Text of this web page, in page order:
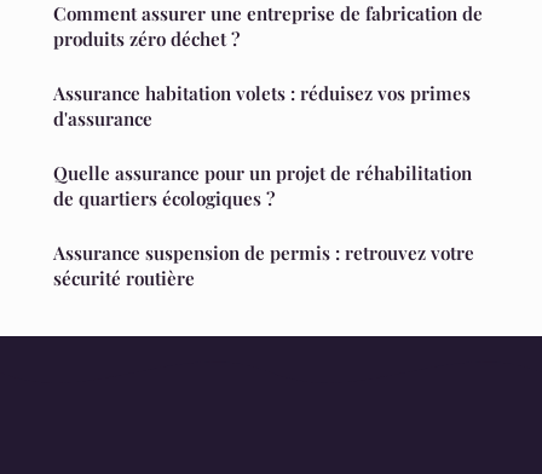
Comment assurer une entreprise de fabrication de
produits zéro déchet ?
Assurance habitation volets : réduisez vos primes
d'assurance
Quelle assurance pour un projet de réhabilitation
de quartiers écologiques ?
Assurance suspension de permis : retrouvez votre
sécurité routière